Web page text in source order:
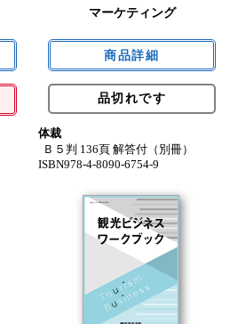
マーケティング
品切れです
体裁
Ｂ５判 136頁 解答付（別冊）
ISBN978-4-8090-6754-9